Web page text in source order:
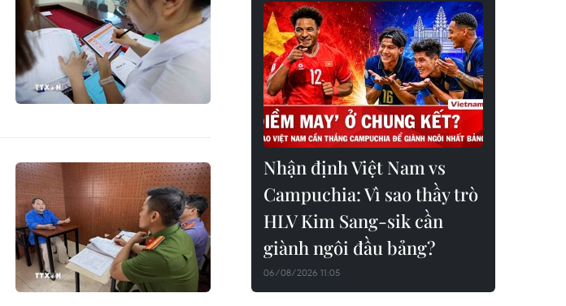
Nhận định Việt Nam vs
Campuchia: Vì sao thầy trò
HLV Kim Sang-sik cần
giành ngôi đầu bảng?
06/08/2026 11:05